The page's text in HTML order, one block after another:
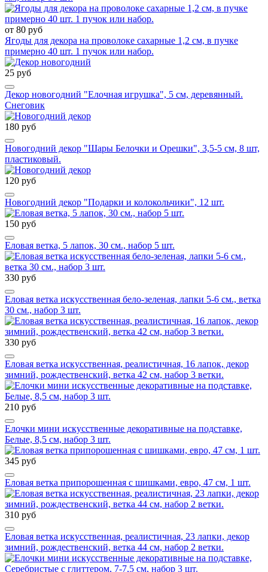
от 80 руб
Ягоды для декора на проволоке сахарные 1,2 см, в пучке
примерно 40 шт. 1 пучок или набор.
25 руб
Декор новогодний "Елочная игрушка", 5 см, деревянный.
Снеговик
180 руб
Новогодний декор "Шары Белочки и Орешки", 3,5-5 см, 8 шт,
пластиковый.
120 руб
Новогодний декор "Подарки и колокольчики", 12 шт.
150 руб
Еловая ветка, 5 лапок, 30 см., набор 5 шт.
330 руб
Еловая ветка искусственная бело-зеленая, лапки 5-6 см., ветка
30 см., набор 3 шт.
330 руб
Еловая ветка искусственная, реалистичная, 16 лапок, декор
зимний, рождественский, ветка 42 см, набор 3 ветки.
210 руб
Елочки мини искусственные декоративные на подставке,
Белые, 8,5 см, набор 3 шт.
345 руб
Еловая ветка припорошенная с шишками, евро, 47 см, 1 шт.
310 руб
Еловая ветка искусственная, реалистичная, 23 лапки, декор
зимний, рождественский, ветка 44 см, набор 2 ветки.